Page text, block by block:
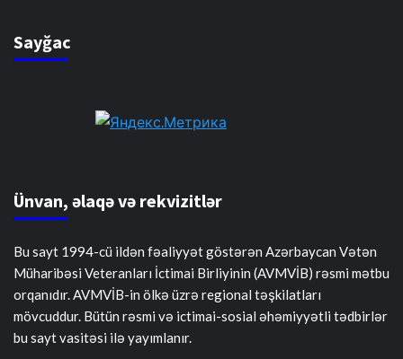
Sayğac
Ünvan, əlaqə və rekvizitlər
Bu sayt 1994-cü ildən fəaliyyət göstərən Azərbaycan Vətən
Müharibəsi Veteranları İctimai Birliyinin (AVMVİB) rəsmi mətbu
orqanıdır. AVMVİB-in ölkə üzrə regional təşkilatları
mövcuddur. Bütün rəsmi və ictimai-sosial əhəmiyyətli tədbirlər
bu sayt vasitəsi ilə yayımlanır.